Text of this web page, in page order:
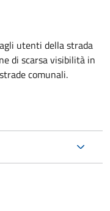
utenti della strada
di scarsa visibilità in
comunali.